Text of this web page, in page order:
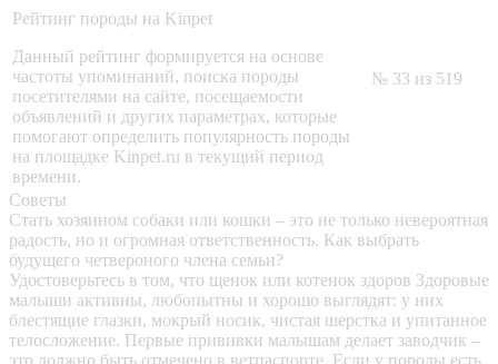
Рейтинг породы на Kinpet
Данный рейтинг формируется на основе
частоты упоминаний, поиска породы
посетителями на сайте, посещаемости
объявлений и других параметрах, которые
помогают определить популярность породы
на площадке Kinpet.ru в текущий период
времени.
№ 33 из 519
Советы
Стать хозяином собаки или кошки – это не только невероятная
радость, но и огромная ответственность. Как выбрать
будущего четвероного члена семьи?
Удостоверьтесь в том, что щенок или котенок здоров Здоровые
малыши активны, любопытны и хорошо выглядят: у них
блестящие глазки, мокрый носик, чистая шерстка и упитанное
телосложение. Первые прививки малышам делает заводчик –